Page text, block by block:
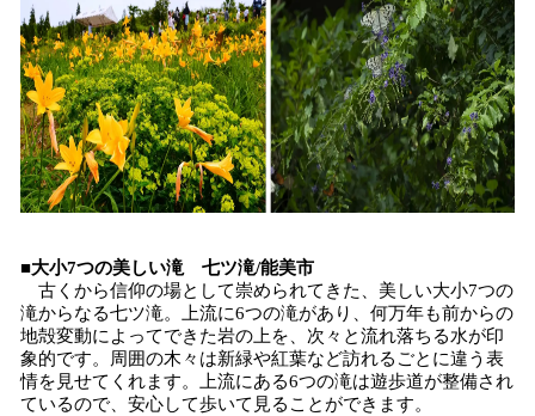
■大小7つの美しい滝 七ツ滝/能美市
古くから信仰の場として崇められてきた、美しい大小7つの
滝からなる七ツ滝。上流に6つの滝があり、何万年も前からの
地殻変動によってできた岩の上を、次々と流れ落ちる水が印
象的です。周囲の木々は新緑や紅葉など訪れるごとに違う表
情を見せてくれます。上流にある6つの滝は遊歩道が整備され
ているので、安心して歩いて見ることができます。